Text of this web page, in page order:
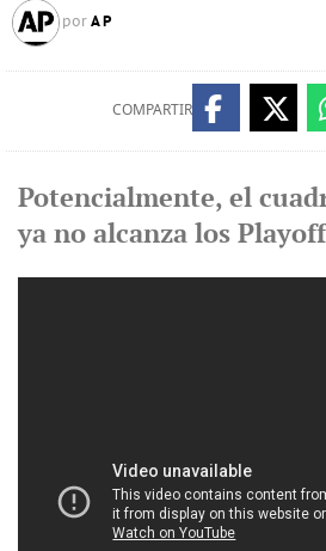
por AP
COMPARTIR
Potencialmente, el
ya no alcanza los